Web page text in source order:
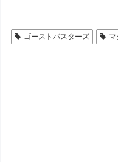
ゴーストバスターズ マ